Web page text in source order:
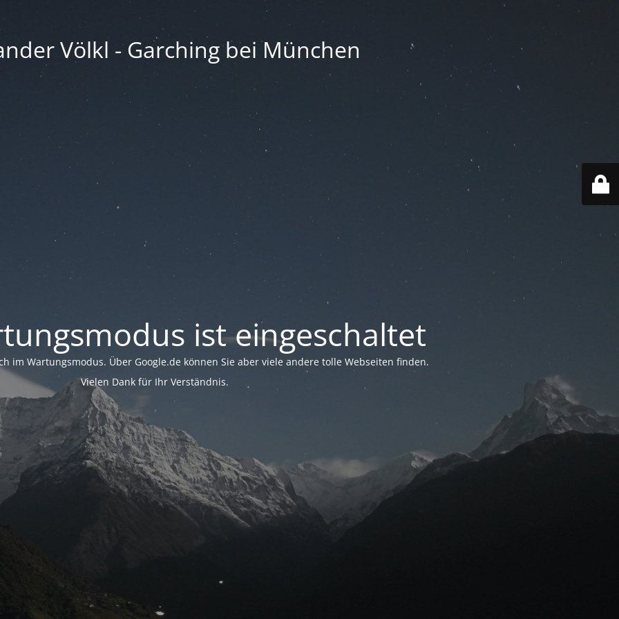
Völkl - Garching bei München
ist eingeschaltet
im Wartungsmodus. Über Google.de können Sie aber viele andere tolle Webseiten finden.
Vielen Dank für Ihr Verständnis.